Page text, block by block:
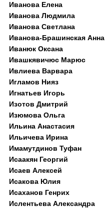
Иванова Елена
Иванова Людмила
Иванова Светлана
Иванова-Брашинская Анна
Иванюк Оксана
Ивашкявичюс Марюс
Ивлиева Варвара
Игламов Нияз
Игнатьев Игорь
Изотов Дмитрий
Изюмова Ольга
Ильина Анастасия
Ильичева Ирина
Имамутдинов Туфан
Исаакян Георгий
Исаев Алексей
Исакова Юлия
Исаханов Генрих
Ислентьева Александра